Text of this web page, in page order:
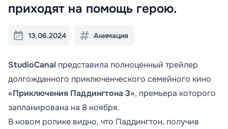
приходят на помощь герою.
13.06.2024 Анимация
StudioCanal представила полноценный трейлер
долгожданного приключенческого семейного кино
«Приключения Паддингтона 3», премьера которого
запланирована на 8 ноября.
В новом ролике видно, что Паддингтон, получив